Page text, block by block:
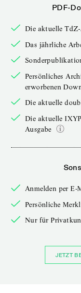
PDF-
Die aktuelle TdZ-
Das jährliche
Persönliches
erworbenen
Die aktuelle
Die aktuelle
Ausgabe
Anmelden per E-
Persönliche
Nur für
JETZT